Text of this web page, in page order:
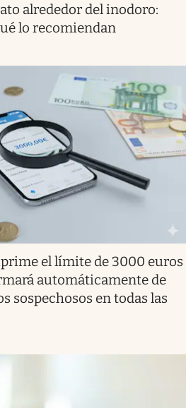
alrededor del inodoro:
lo recomiendan
el límite de 3000 euros
automáticamente de
sospechosos en todas las